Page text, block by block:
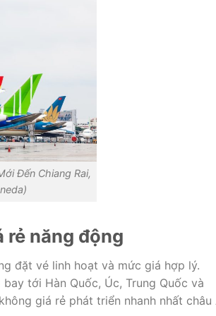
Đến Chiang Rai,
rẻ năng động
đặt vé linh hoạt và mức giá hợp lý.
tới Hàn Quốc, Úc, Trung Quốc và
giá rẻ phát triển nhanh nhất châu